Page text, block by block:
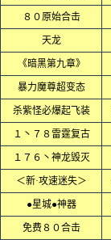
８０原始合击
天龙
《暗黑第九章》
暴力魔尊超变态
杀紫怪必爆起飞装
１丶７８雷霆复古
１７６丶神龙毁灭
＜新·攻速迷失＞
●星城●神器
免费８０合击